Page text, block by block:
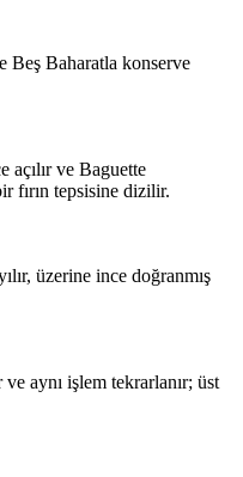
Beş Baharatla konserve
ve Baguette
fırın tepsisine dizilir.
üzerine ince doğranmış
aynı işlem tekrarlanır; üst